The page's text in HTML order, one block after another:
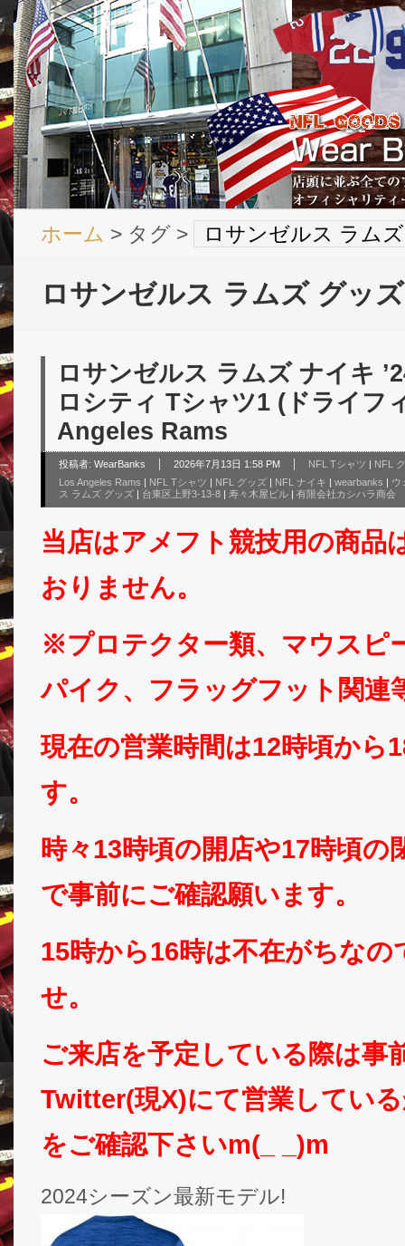
ホーム > タグ > ロサンゼルス ラム
ロサンゼルス ラムズ グッズ
ロサンゼルス ラムズ ナイキ
ロシティ Tシャツ1 (ドライフ
Angeles Rams
投稿者: WearBanks 2026年7月13日 1:58 PM NFL Tシャツ
NFL
Los Angeles Rams | NFL Tシャツ | NFL グッズ | NFL ナイキ | wearbanks | ウ
ス ラムズ グッズ | 台東区上野3-13-8 | 寿々木屋ビル | 有限会社カシハラ商会
当店はアメフト競技用の商品
おりません。
※プロテクター類、マウスピ
パイク、フラッグフット関連
現在の営業時間は12時頃から
す。
時々13時頃の開店や17時頃の
で事前にご確認願います。
15時から16時は不在がちなの
せ。
ご来店を予定している際は事
Twitter(現X)にて営業してい
をご確認下さいm(_ _)m
2024シーズン最新モデル!